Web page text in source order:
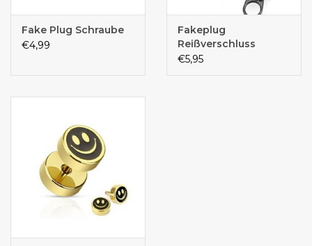
Fake Plug Schraube
€4,99
Fakeplug
Reißverschluss
€5,95